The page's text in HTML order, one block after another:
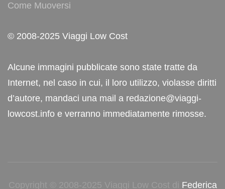
Come Muoversi
© 2008-2025 Viaggi Low Cost
Alcune immagini pubblicate sono state tratte da
Internet, nel caso in cui, il loro utilizzo, violasse diritti
d’autore, mandaci una mail a redazione@viaggi-
lowcost.info e verranno immediatamente rimosse.
Copyright © 2008-2025 Viaggi Low Cost di Federica